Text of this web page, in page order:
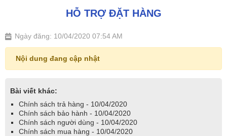
HỖ TRỢ ĐẶT HÀNG
Ngày đăng: 10/04/2020 07:54 AM
Nội dung đang cập nhật
Bài viết khác:
Chính sách trả hàng - 10/04/2020
Chính sách bảo hành - 10/04/2020
Chính sách người dùng - 10/04/2020
Chính sách mua hàng - 10/04/2020